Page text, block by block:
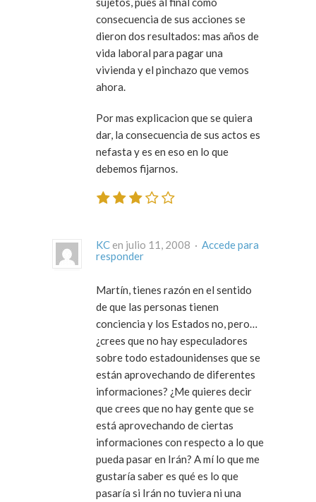
consecuencia de sus acciones se
dieron dos resultados: mas años de
vida laboral para pagar una
vivienda y el pinchazo que vemos
ahora.
Por mas explicacion que se quiera
dar, la consecuencia de sus actos es
nefasta y es en eso en lo que
debemos fijarnos.
KC en julio 11, 2008 · Accede para
responder
Martín, tienes razón en el sentido
de que las personas tienen
conciencia y los Estados no, pero…
¿crees que no hay especuladores
sobre todo estadounidenses que se
están aprovechando de diferentes
informaciones? ¿Me quieres decir
que crees que no hay gente que se
está aprovechando de ciertas
informaciones con respecto a lo que
pueda pasar en Irán? A mí lo que me
gustaría saber es qué es lo que
pasaría si Irán no tuviera ni una